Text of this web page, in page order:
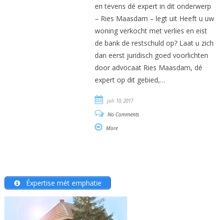
en tevens dé expert in dit onderwerp
– Ries Maasdam – legt uit Heeft u uw
woning verkocht met verlies en eist
de bank de restschuld op? Laat u zich
dan eerst juridisch goed voorlichten
door advocaat Ries Maasdam, dé
expert op dit gebied,…
juli 10, 2017
No Comments
More
Éxpertise mét emphatie